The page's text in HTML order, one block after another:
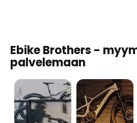
Ebike Brothers -
palvelemaan